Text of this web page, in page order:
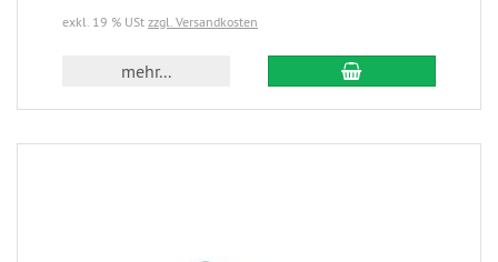
exkl. 19 % USt zzgl. Versandkosten
mehr...